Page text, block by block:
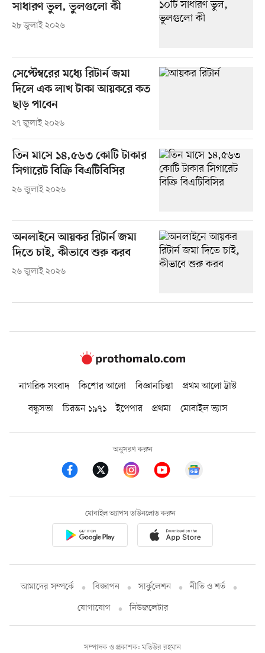
সাধারণ ভুল, ভুলগুলো কী
২৮ জুলাই ২০২৬
সেপ্টেম্বরের মধ্যে রিটার্ন জমা
দিলে এক লাখ টাকা আয়করে কত
ছাড় পাবেন
২৭ জুলাই ২০২৬
তিন মাসে ১৪,৫৬৩ কোটি টাকার
সিগারেট বিক্রি বিএটিবিসির
২৬ জুলাই ২০২৬
অনলাইনে আয়কর রিটার্ন জমা
দিতে চাই, কীভাবে শুরু করব
২৬ জুলাই ২০২৬
নাগরিক সংবাদ কিশোর আলো বিজ্ঞানচিন্তা
প্রথম আলো ট্রাস্ট
বন্ধুসভা
চিরন্তন ১৯৭১ ইপেপার প্রথমা মোবাইল ভ্যাস
অনুসরণ করুন
মোবাইল অ্যাপস ডাউনলোড করুন
আমাদের সম্পর্কে বিজ্ঞাপন সার্কুলেশন
নীতি ও শর্ত
যোগাযোগ
নিউজলেটার
সম্পাদক ও প্রকাশক: মতিউর রহমান